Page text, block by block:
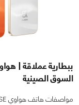
السوق الصينية
مواصفات هاتف هواوي nova 16 SE 📱